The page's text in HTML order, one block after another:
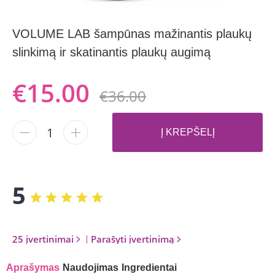
VOLUME LAB šampūnas mažinantis plaukų
slinkimą ir skatinantis plaukų augimą
€36.00
€15.00
- + Į KREPŠELĮ
5
25 įvertinimai | Parašyti įvertinimą
Aprašymas Naudojimas Ingredientai